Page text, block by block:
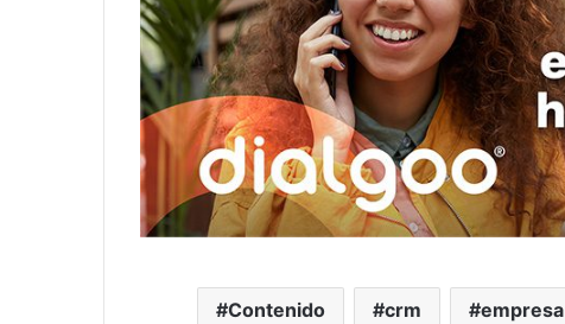
Contenido crm empresa